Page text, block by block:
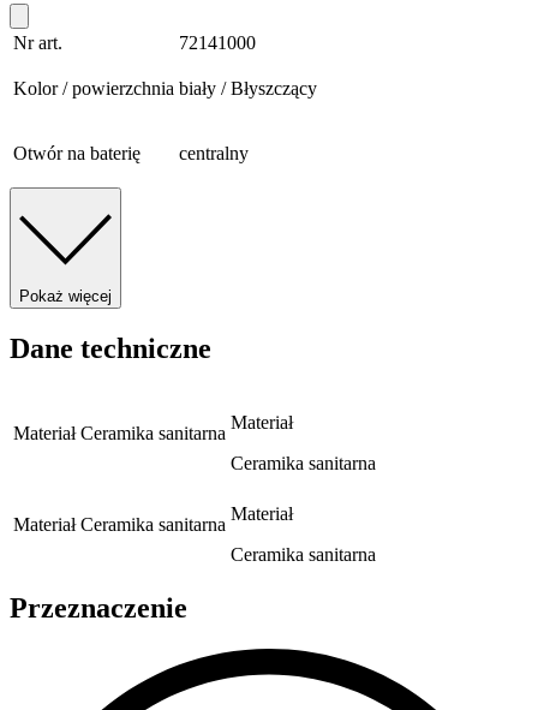
Nr art. 72141000
Kolor / powierzchnia biały / Błyszczący
Otwór na baterię centralny
Pokaż więcej
Dane techniczne
Materiał Ceramika sanitarna
Materiał
Ceramika sanitarna
Materiał Ceramika sanitarna
Materiał
Ceramika sanitarna
Przeznaczenie